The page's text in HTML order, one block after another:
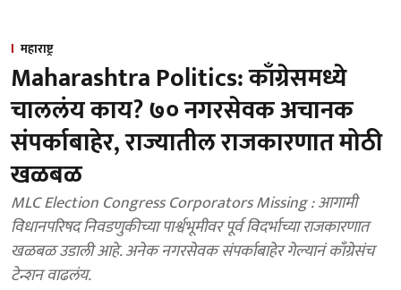
महाराष्ट्र
Maharashtra Politics: काँग्रेसमध्ये
चाललंय काय? ७० नगरसेवक अचानक
संपर्काबाहेर, राज्यातील राजकारणात मोठी
खळबळ
MLC Election Congress Corporators Missing : आगामी
विधानपरिषद निवडणुकीच्या पार्श्वभूमीवर पूर्व विदर्भाच्या राजकारणात
खळबळ उडाली आहे. अनेक नगरसेवक संपर्काबाहेर गेल्यानं काँग्रेसंच
टेन्शन वाढलंय.